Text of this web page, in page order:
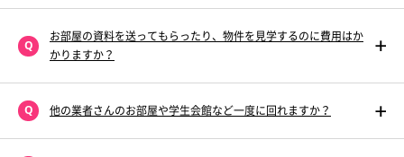
お部屋の資料を送ってもらったり、物件を見学するのに費用はか
かりますか？
他の業者さんのお部屋や学生会館など一度に回れますか？